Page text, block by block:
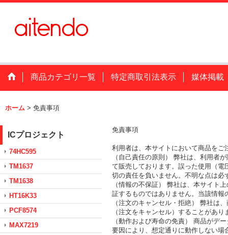
商品カテゴリ一覧 特定商取引法表示 媒体掲載
ホーム > 免責事項
ICプロジェクト
74HC595
TM1637
TM1638
HT16K33
PCF8574
MAX7219
免責事項
利用者は、本サイトにおいて商品を
（自己責任の原則） 弊社は、利用者
て販売しております。誤った使用（
切の責任を負いません。不明な点は
（情報の不保証） 弊社は、本サイト
証するものではありません。当該情
（注文のキャンセル・拒絶） 弊社は
（注文をキャンセル）することがあり
（動作および寿命の免責） 商品がデ
要因により、想定通りに動作しない